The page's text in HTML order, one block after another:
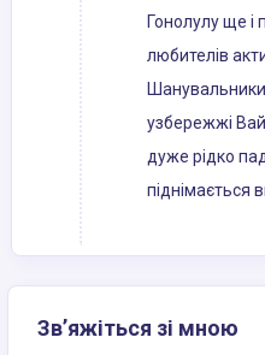
Гонолулу ще і
любителів
Шанувальники
узбережжі
дуже рідко
піднімається
Зв’яжіться зі мною